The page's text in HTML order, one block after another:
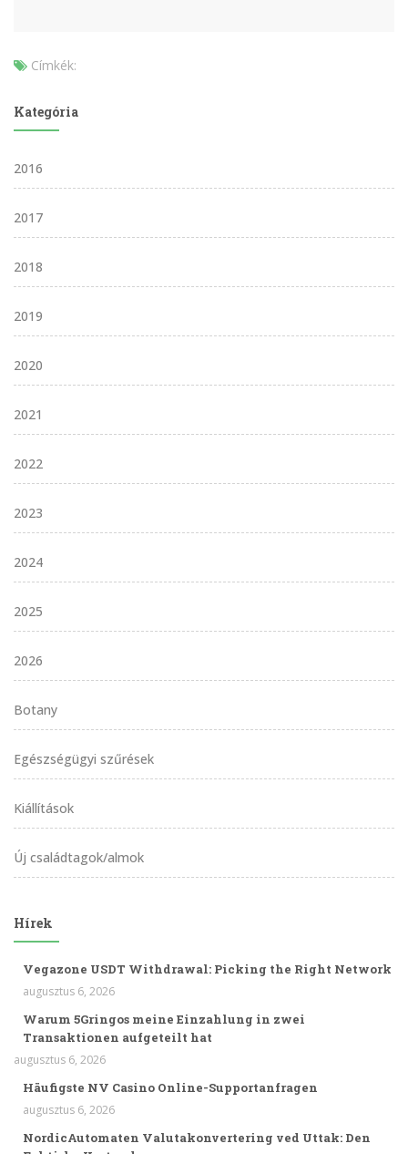
Címkék:
Kategória
2016
2017
2018
2019
2020
2021
2022
2023
2024
2025
2026
Botany
Egészségügyi szűrések
Kiállítások
Új családtagok/almok
Hírek
Vegazone USDT Withdrawal: Picking the Right Network
augusztus 6, 2026
Warum 5Gringos meine Einzahlung in zwei
Transaktionen aufgeteilt hat
augusztus 6, 2026
Häufigste NV Casino Online-Supportanfragen
augusztus 6, 2026
NordicAutomaten Valutakonvertering ved Uttak: Den